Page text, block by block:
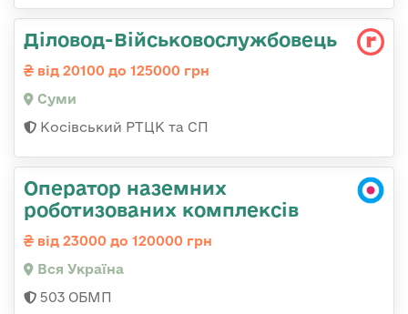
Діловод-Військовослужбовець
від 20100 до 125000 грн
Суми
Косівський РТЦК та СП
Оператор наземних
роботизованих комплексів
від 23000 до 120000 грн
Вся Україна
503 ОБМП